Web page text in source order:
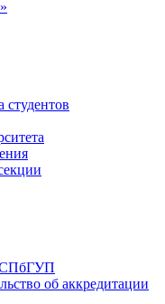
СПбГУП
об аккредитации